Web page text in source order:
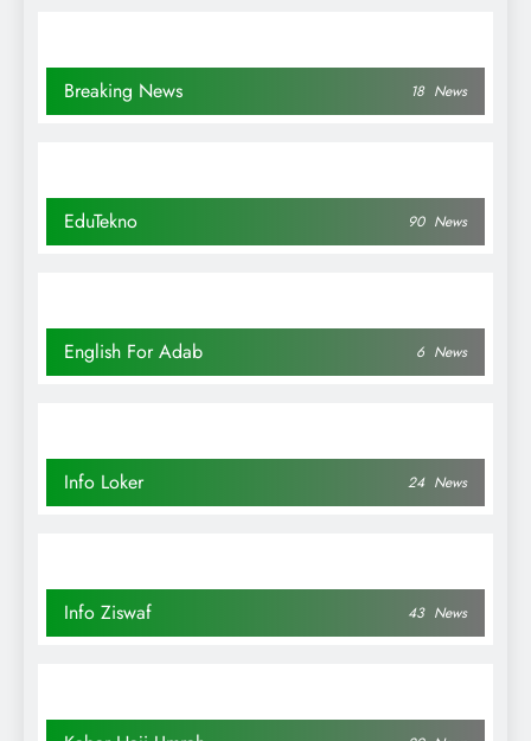
Breaking News 18 News
EduTekno 90 News
English For Adab 6 News
Info Loker 24 News
Info Ziswaf 43 News